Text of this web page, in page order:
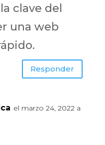
clave del
una web
Responder
el marzo 24, 2022 a